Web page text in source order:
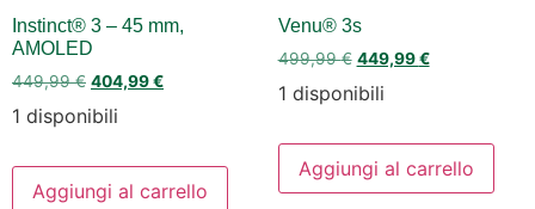
Instinct® 3 – 45 mm,
AMOLED
449,99€ 404,99€
1 disponibili
Aggiungi al carrello
Venu® 3s
499,99€ 449,99€
1 disponibili
Aggiungi al carrello